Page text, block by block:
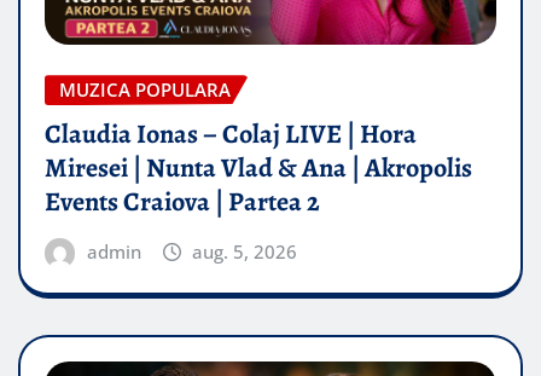
MUZICA POPULARA
Claudia Ionas – Colaj LIVE | Hora
Miresei | Nunta Vlad & Ana | Akropolis
Events Craiova | Partea 2
admin aug. 5, 2026